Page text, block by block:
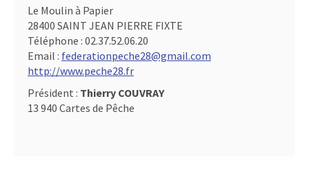
Le Moulin à Papier
28400 SAINT JEAN PIERRE FIXTE
Téléphone : 02.37.52.06.20
Email : federationpeche28@gmail.com
http://www.peche28.fr
Président : Thierry COUVRAY
13 940 Cartes de Pêche